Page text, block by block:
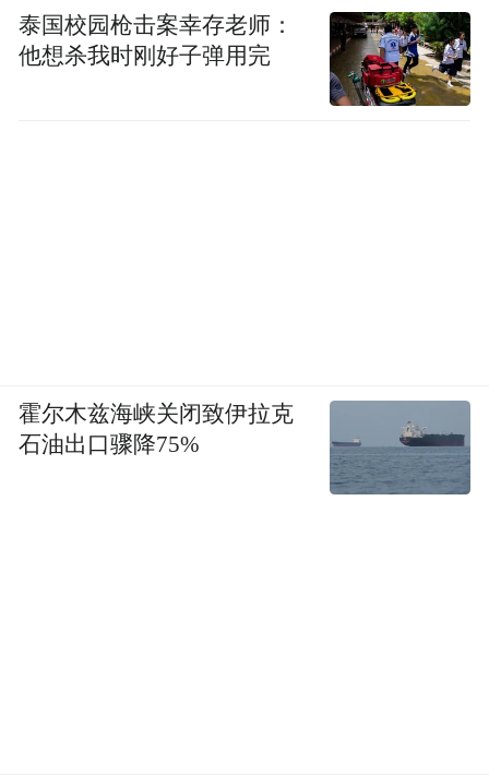
泰国校园枪击案幸存老师：
他想杀我时刚好子弹用完
霍尔木兹海峡关闭致伊拉克
石油出口骤降75%